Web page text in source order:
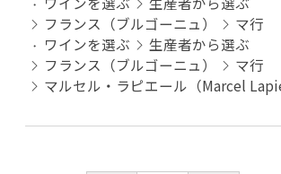
フランス（ブルゴーニュ）
マ行
ワインを選ぶ
生産者から選ぶ
フランス（ブルゴーニュ）
マ行
マルセル・ラピエール（Marcel